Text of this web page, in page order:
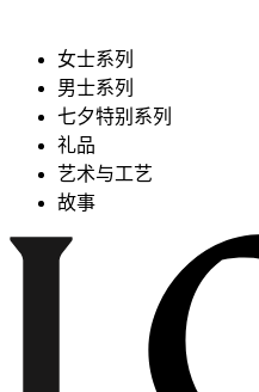
女士系列
男士系列
七夕特别系列
礼品
艺术与工艺
故事